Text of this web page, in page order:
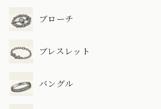
ブローチ
ブレスレット
バングル